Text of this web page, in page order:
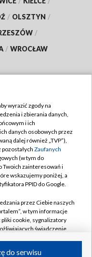
/ OLSZTYN /
/
/ WROCŁAW
wyrazić zgody na
i zbierania danych,
i ich
danych osobowych przez
dalej również „TVP”),
pozostałych Zaufanych
(w tym do
Twoich zainteresowań i
wskazujemy poniżej, a
PPID do Google.
przez Ciebie naszych
w tym informacje
cookie, sygnalizatory
świadczenie
do serwisu